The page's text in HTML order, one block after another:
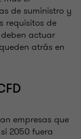
de suministro y
requisitos de
actuar
atrás en
empresas que
2050 fuera